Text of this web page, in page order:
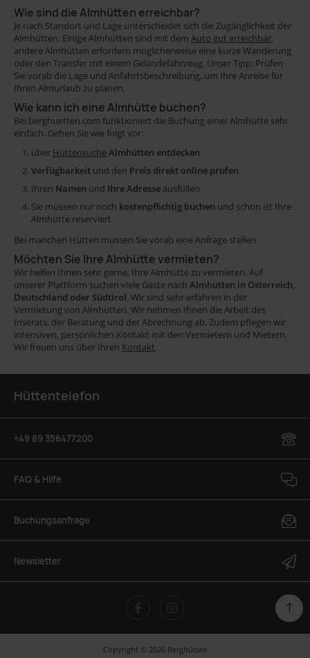
Wie sind die Almhütten erreichbar?
Je nach Standort und Lage unterscheidet sich die Zugänglichkeit der
Almhütten: Einige Almhütten sind mit dem Auto gut erreichbar,
andere Almhütten erfordern möglicherweise eine kurze Wanderung
oder den Transfer mit einem Geländefahrzeug. Unser Tipp: Prüfen
Sie vorab die Lage und Anfahrtsbeschreibung, um Ihre Anreise für
Ihren Almurlaub zu planen.
Wie kann ich eine Almhütte buchen?
Bei berghuetten.com funktioniert die Buchung einer Almhütte sehr
einfach. Gehen Sie wie folgt vor:
über HüttensucheAlmhütten entdecken
Verfügbarkeit und den Preis direkt online prüfen
Ihren Namen und Ihre Adresse ausfüllen
Sie müssen nur noch kostenpflichtig buchen und schon ist Ihre
Almhütte reserviert
Bei manchen Hütten müssen Sie vorab eine Anfrage stellen.
Möchten Sie Ihre Almhütte vermieten?
Wir helfen Ihnen sehr gerne, Ihre Almhütte zu vermieten. Auf
unserer Plattform suchen viele Gäste nach Almhütten in Österreich,
Deutschland oder Südtirol. Wir sind sehr erfahren in der
Vermietung von Almhütten. Wir nehmen Ihnen die Arbeit des
Inserats, der Beratung und der Abrechnung ab. Zudem pflegen wir
intensiven, persönlichen Kontakt mit den Vermietern und Mietern.
Wir freuen uns über Ihren Kontakt.
Hüttentelefon
+49 89 356477200
FAQ & Hilfe
Buchungsanfrage
Newsletter
Copyright © 2026 Berghütten